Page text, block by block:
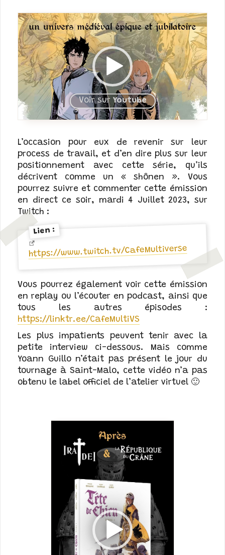
Voir sur Youtube
L’occasion pour eux de revenir sur leur
process de travail, et d’en dire plus sur leur
positionnement avec cette série, qu’ils
décrivent comme un « shônen ». Vous
pourrez suivre et commenter cette émission
en direct ce soir, mardi 4 Juillet 2023, sur
Twitch :
Lien :
https://www.twitch.tv/CafeMultiverse
Vous pourrez également voir cette émission
en replay ou l’écouter en podcast, ainsi que
tous les autres épisodes :
https://linktr.ee/CafeMultiVS
Les plus impatients peuvent tenir avec la
petite interview ci-dessous. Mais comme
Yoann Guillo n’était pas présent le jour du
tournage à Saint-Malo, cette vidéo n’a pas
obtenu le label officiel de l’atelier virtuel 🙂